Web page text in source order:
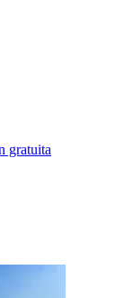
gratuita